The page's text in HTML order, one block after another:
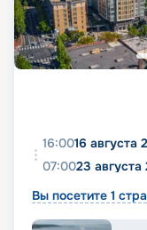
16:0016 августа
07:0023 августа
Вы посетите 1